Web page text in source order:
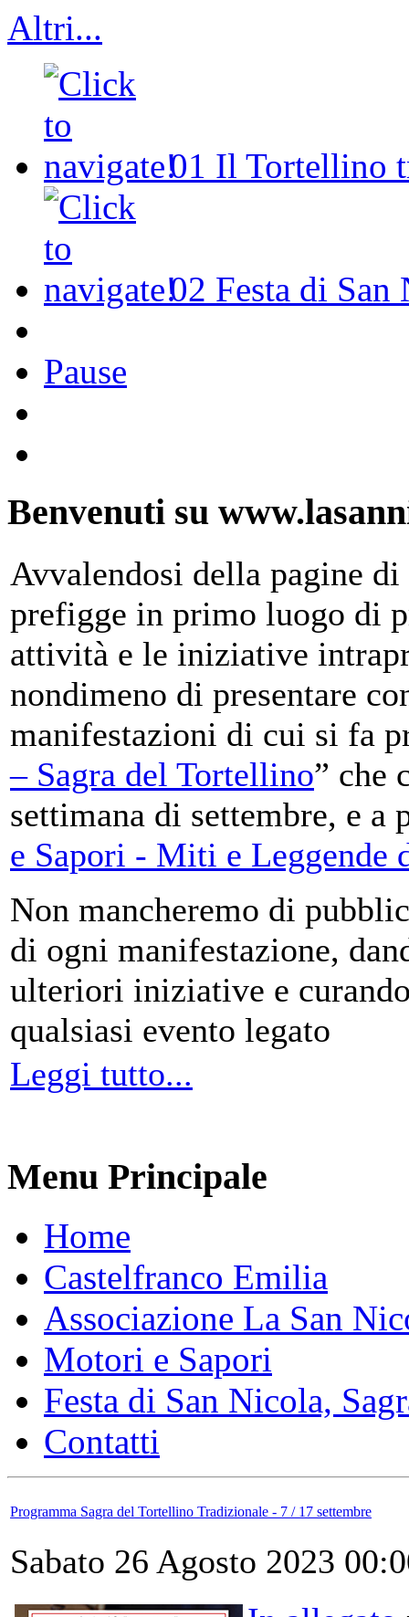
Altri...
01 Il Tortellino
02 Festa di San
Pause
Benvenuti su
Avvalendosi della pagine
prefigge in primo luogo di
attività e le iniziative
nondimeno di presentare
manifestazioni di cui si fa
– Sagra del Tortellino” che
settimana di settembre, e a
e Sapori - Miti e Leggende
Non mancheremo di
di ogni manifestazione,
ulteriori iniziative e
qualsiasi evento legato
Leggi tutto...
Menu Principale
Home
Castelfranco Emilia
Associazione La San
Motori e Sapori
Festa di San Nicola,
Contatti
Programma Sagra del Tortellino Tradizionale - 7 / 17 settembre
Sabato 26 Agosto 2023